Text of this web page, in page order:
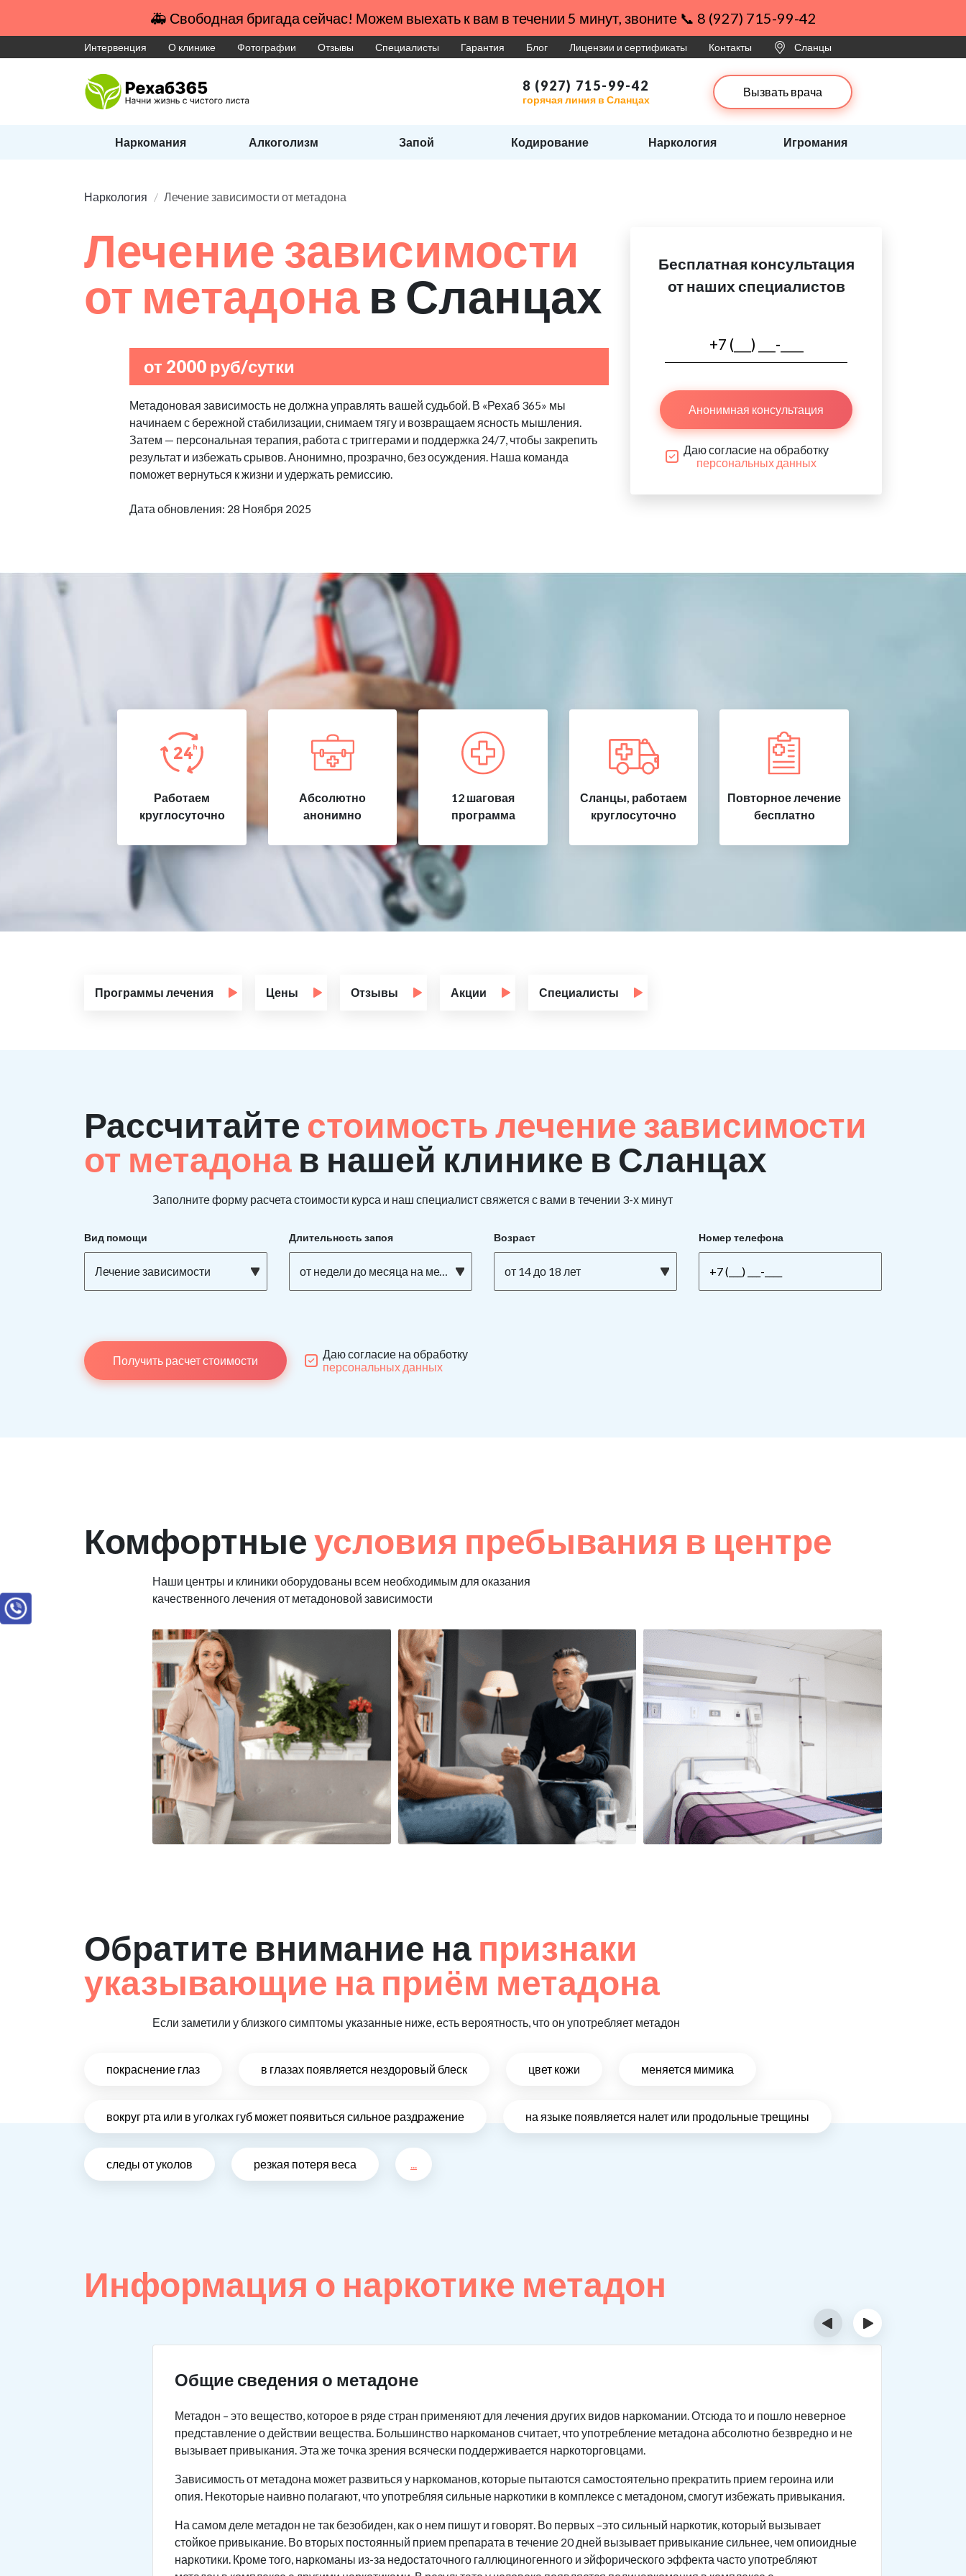
🚑 Свободная бригада сейчас! Можем выехать к вам в течении 5 минут, звоните 📞 8 (927) 715-99-42
Интервенция О клинике Фотографии Отзывы Специалисты Гарантия Блог Лицензии и сертификаты Контакты Сланцы
8 (927) 715-99-42
горячая линия в Сланцах
Вызвать врача
Наркомания Алкоголизм Запой Кодирование Наркология Игромания
Наркология Лечение зависимости от метадона
Лечение зависимости
от метадона в Сланцах
от 2000 руб/сутки
Метадоновая зависимость не должна управлять вашей судьбой. В «Рехаб 365» мы
начинаем с бережной стабилизации, снимаем тягу и возвращаем ясность мышления.
Затем — персональная терапия, работа с триггерами и поддержка 24/7, чтобы закрепить
результат и избежать срывов. Анонимно, прозрачно, без осуждения. Наша команда
поможет вернуться к жизни и удержать ремиссию.
Дата обновления: 28 Ноября 2025
Бесплатная консультация
от наших специалистов
Анонимная консультация
Даю согласие на обработку
персональных данных
Работаем
круглосуточно
Абсолютно
анонимно
12 шаговая
программа
Сланцы, работаем
круглосуточно
Повторное лечение
бесплатно
Программы лечения Цены Отзывы Акции Специалисты
Рассчитайте стоимость лечение зависимости
от метадона в нашей клинике в Сланцах
Заполните форму расчета стоимости курса и наш специалист свяжется с вами в течении 3-х минут
Вид помощи
Лечение зависимости
Длительность запоя
от недели до месяца на метадоне
Возраст
от 14 до 18 лет
Номер телефона
Получить расчет стоимости
Даю согласие на обработку
персональных данных
Комфортныеусловия пребывания в центре
Наши центры и клиники оборудованы всем необходимым для оказания
качественного лечения от метадоновой зависимости
Обратите внимание на признаки
указывающие на приём метадона
Если заметили у близкого симптомы указанные ниже, есть вероятность, что он употребляет метадон
покраснение глаз в глазах появляется нездоровый блеск цвет кожи меняется мимика
вокруг рта или в уголках губ может появиться сильное раздражение на языке появляется налет или продольные трещины
следы от уколов резкая потеря веса ...
Информация о наркотике метадон
Общие сведения о метадоне
Метадон – это вещество, которое в ряде стран применяют для лечения других видов наркомании. Отсюда то и пошло неверное
представление о действии вещества. Большинство наркоманов считает, что употребление метадона абсолютно безвредно и не
вызывает привыкания. Эта же точка зрения всячески поддерживается наркоторговцами.
Зависимость от метадона может развиться у наркоманов, которые пытаются самостоятельно прекратить прием героина или
опия. Некоторые наивно полагают, что употребляя сильные наркотики в комплексе с метадоном, смогут избежать привыкания.
На самом деле метадон не так безобиден, как о нем пишут и говорят. Во первых –это сильный наркотик, который вызывает
стойкое привыкание. Во вторых постоянный прием препарата в течение 20 дней вызывает привыкание сильнее, чем опиоидные
наркотики. Кроме того, наркоманы из-за недостаточного галлюциногенного и эйфорического эффекта часто употребляют
‹ ›